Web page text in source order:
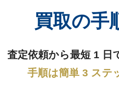
買取の手
査定依頼から最短 1 日
手順は簡単 3 ステ